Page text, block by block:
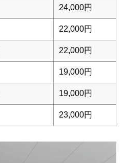
24,000円
22,000円
22,000円
19,000円
19,000円
23,000円